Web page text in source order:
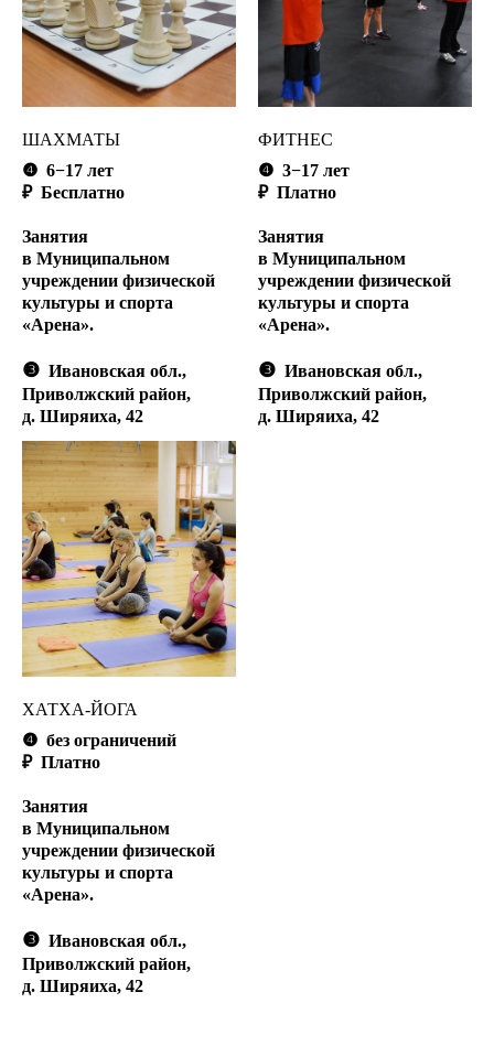
ШАХМАТЫ
❹ 6−17 лет
₽ Бесплатно
Занятия
в Муниципальном
учреждении физической
культуры и спорта
«Арена».
❸ Ивановская обл.,
Приволжский район,
д. Ширяиха, 42
ФИТНЕС
❹ 3−17 лет
₽ Платно
Занятия
в Муниципальном
учреждении физической
культуры и спорта
«Арена».
❸ Ивановская обл.,
Приволжский район,
д. Ширяиха, 42
ХАТХА-ЙОГА
❹ без ограничений
₽ Платно
Занятия
в Муниципальном
учреждении физической
культуры и спорта
«Арена».
❸ Ивановская обл.,
Приволжский район,
д. Ширяиха, 42